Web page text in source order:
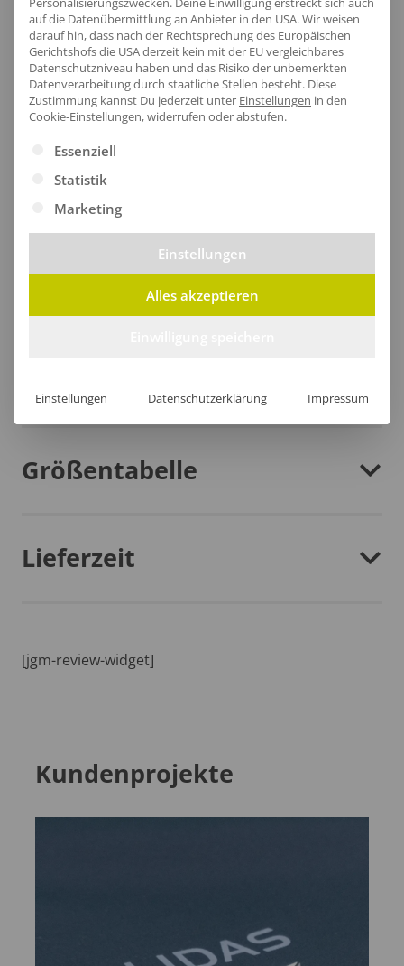
Eleganter Griff
Der gerade Aluminiumgriff mit schwarzem EVA sorgt
für einen sicheren Halt und ein angenehmes Gefühl
in der Hand, während der robuste 190T Polyester
Pongee und die langlebigen Fiberglasspeichen für
Größentabelle
Lieferzeit
[jgm-review-widget]
Kundenprojekte
auf die Datenübermittlung an Anbieter in den USA. Wir weisen
darauf hin, dass nach der Rechtsprechung des Europäischen
Gerichtshofs die USA derzeit kein mit der EU vergleichbares
Datenschutzniveau haben und das Risiko der unbemerkten
Datenverarbeitung durch staatliche Stellen besteht. Diese
Zustimmung kannst Du jederzeit unter Einstellungen in den
Cookie-Einstellungen, widerrufen oder abstufen.
Es folgt eine Liste der Service-Gruppen, für die eine
Essenziell
Statistik
Marketing
Einstellungen
Alles akzeptieren
Einstellungen Datenschutzerklärung Impressum